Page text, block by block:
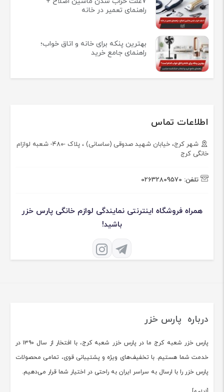
راهنمای تعمیر در خانه
بهترین پنکه برای خانه و اتاق خواب؛
راهنمای جامع خرید
اطلاعات تماس
شهر کرج، خیابان شهید صدوقی (ساسانی) ، پلاک -۴۸۰- شعبه لوازام
خانگی کرج
تلفن: 02632809570
همراه فروشگاه اینترنتی نمایندگی لوازم خانگی پارس خزر
باشید!
درباره پارس خزر
پارس خزر شعبه کرج ما در پارس خزر شعبه کرج، با افتخار از سال ۱۳۹۰ در
خدمت شما هستیم. با تخفیف‌های ویژه و پشتیبانی قوی، تمامی محصولات
پارس خزر را با ارسال به سراسر ایران به راحتی در اختیار شما قرار می‌دهیم.